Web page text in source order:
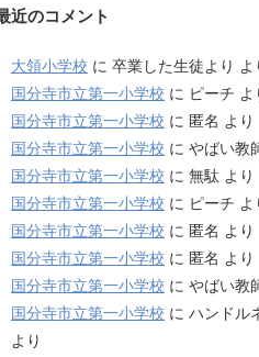
近のコメント
大領小学校 に 卒業した生徒より よ
国分寺市立第一小学校 に ピーチ よ
国分寺市立第一小学校 に 匿名 より
国分寺市立第一小学校 に やばい教
国分寺市立第一小学校 に 無駄 より
国分寺市立第一小学校 に ピーチ よ
国分寺市立第一小学校 に 匿名 より
国分寺市立第一小学校 に 匿名 より
国分寺市立第一小学校 に やばい教
国分寺市立第一小学校 に ハンドル
より